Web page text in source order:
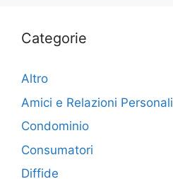
Categorie
Altro
Amici e Relazioni Personali
Condominio
Consumatori
Diffide